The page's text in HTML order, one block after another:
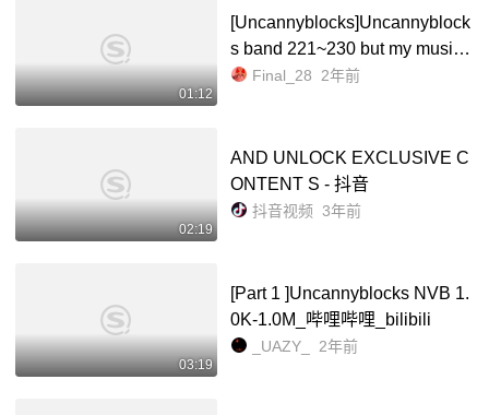
01:12
[Uncannyblocks]Uncannyblock
s band 221~230 but my music_
哔哩哔哩_bilibili
Final_28 2年前
02:19
AND UNLOCK EXCLUSIVE C
ONTENT S - 抖音
抖音视频 3年前
03:19
[Part 1 ]Uncannyblocks NVB 1.
0K-1.0M_哔哩哔哩_bilibili
_UAZY_ 2年前